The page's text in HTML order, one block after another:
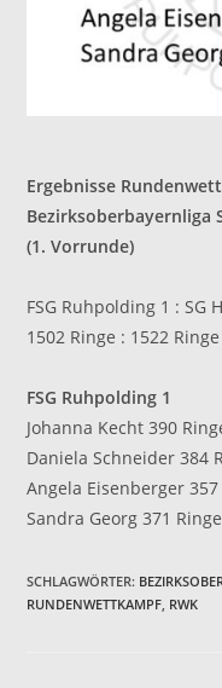
Ergebnisse
Bezirksoberbayernliga
(1. Vorrunde)
FSG Ruhpolding 1 : SG
1502 Ringe : 1522 Ringe
FSG Ruhpolding 1
Johanna Kecht 390
Daniela Schneider 384
Angela Eisenberger 357
Sandra Georg 371 Ringe
SCHLAGWÖRTER:
RUNDENWETTKAMPF, RWK